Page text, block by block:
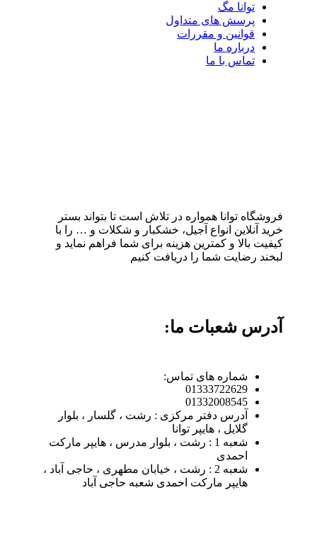
توانا مگ
پرسش های متداول
قوانین و مقررات
درباره ما
تماس با ما
فروشگاه توانا همواره در تلاش است تا بتواند بستر
خرید آنلاین انواع آجیل، خشکبار و شکلات و … را با
کیفیت بالا و کمترین هزینه برای شما فراهم نماید و
لبخند رضایت شما را دریافت کنیم
آدرس شعبات ما:
شماره های تماس:
01333722629
01332008545
آدرس دفتر مرکزی : رشت ، گلسار ، بلوار
گلایل ، هایپر توانا
شعبه 1 : رشت ، بلوار مدرس ، هایپر مارکت
احمدی
شعبه 2 : رشت ، خیابان مطهری ، حاجی آباد ،
هایپر مارکت احمدی شعبه حاجی آباد